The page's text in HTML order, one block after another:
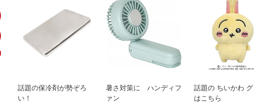
話題の保冷剤が勢ぞろ
い！
暑さ対策に ハンディフ
ァン
話題の ちいかわ
はこちら